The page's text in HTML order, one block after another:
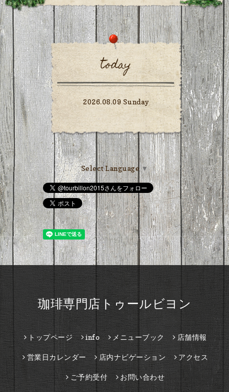
today
2026.08.09 Sunday
Select Language▼
珈琲専門店トゥールビヨン
トップページ info メニューブック 店舗情報
営業日カレンダー 店内ナビゲーション アクセス
ご予約受付 お問い合わせ